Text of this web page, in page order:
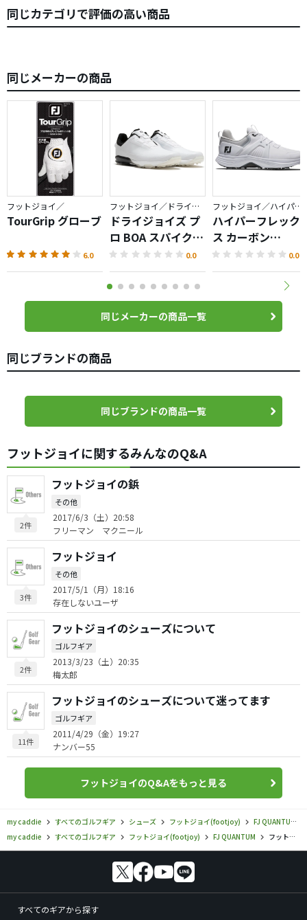
同じカテゴリで評価の高い商品
同じメーカーの商品
フットジョイ／
TourGrip グローブ
6.0
フットジョイ／ドライジョイズ
ドライジョイズ プ
ロ BOA スパイクレ
スシューズ
0.0
フットジョイ／ハイパーフレックス
ハイパーフレック
ス カーボン
LACED（2025）0.0
同じメーカーの商品一覧
同じブランドの商品
同じブランドの商品一覧
フットジョイに関するみんなのQ&A
2件
フットジョイの鋲
その他
2017/6/3（土）20:58
フリーマン マクニール
3件
フットジョイ
その他
2017/5/1（月）18:16
存在しないユーザ
2件
フットジョイのシューズについて
ゴルフギア
2013/3/23（土）20:35
梅太郎
11件
フットジョイのシューズについて迷ってます
ゴルフギア
2011/4/29（金）19:27
ナンバー55
フットジョイのQ&Aをもっと見る
my caddie すべてのゴルフギア シューズ フットジョイ(footjoy)
FJ QUANTUM
my caddie
すべてのゴルフギア フットジョイ(footjoy) FJ QUANTUM フットジョイ／FJ QUANTUM／FJ QUANTUM（クオンタム）スパイクレスシューズの口コミ評価
すべてのギアから探す